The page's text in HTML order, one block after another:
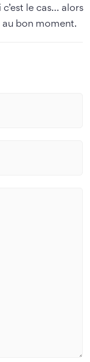
c’est le cas… alors
au bon moment.